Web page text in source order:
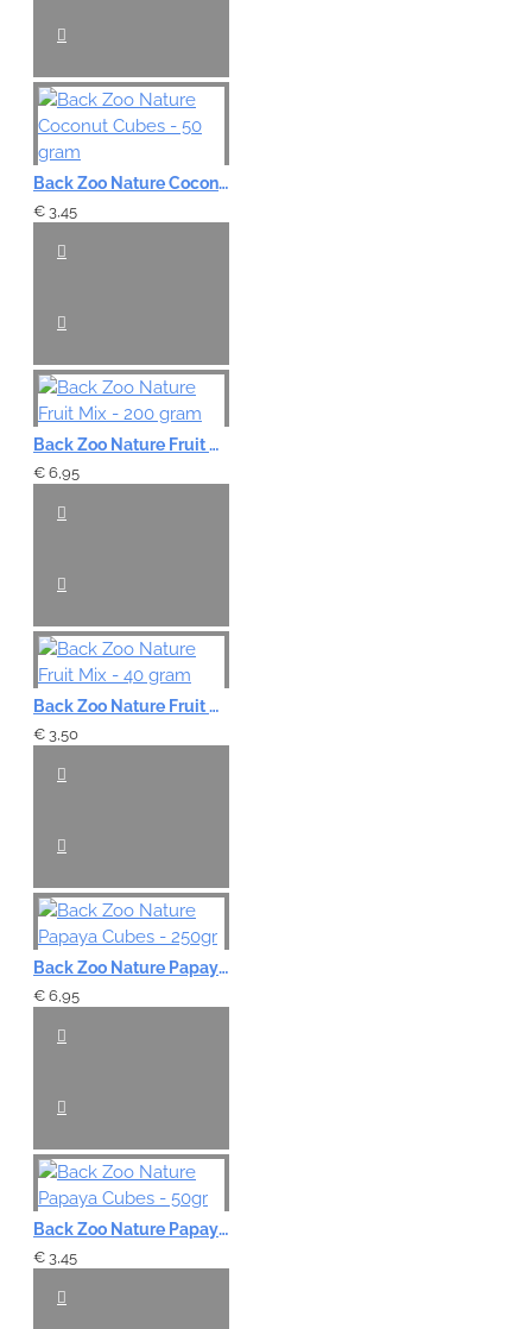
Back Zoo Nature Coconut Cubes - 50 gram
€ 3,45
Back Zoo Nature Fruit Mix - 200 gram
€ 6,95
Back Zoo Nature Fruit Mix - 40 gram
€ 3,50
Back Zoo Nature Papaya Cubes - 250gr
€ 6,95
Back Zoo Nature Papaya Cubes - 50gr
€ 3,45